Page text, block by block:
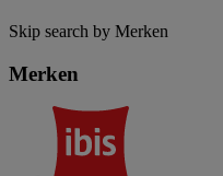
Skip search by Merken
Merken